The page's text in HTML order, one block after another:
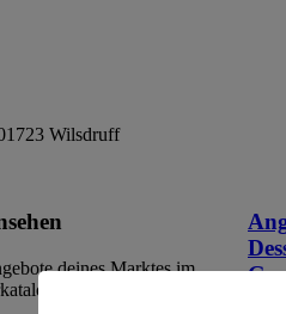
Wilsdruff
deines Marktes im
an.